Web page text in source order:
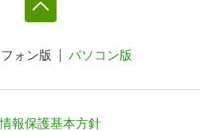
ォン版 パソコン版
報保護基本方針